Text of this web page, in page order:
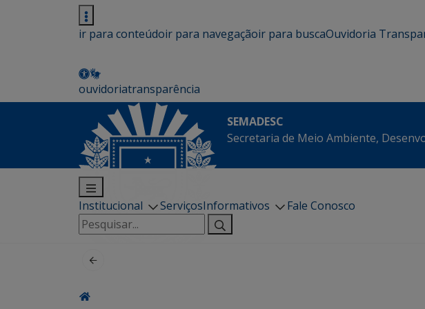
ir para conteúdoir para navegaçãoir para buscaOuvidoria
ouvidoriatransparência
SEMADESC
Secretaria de Meio Ambiente,
Institucional ServiçosInformativos
Fale Conosco
Pesquisar
por: